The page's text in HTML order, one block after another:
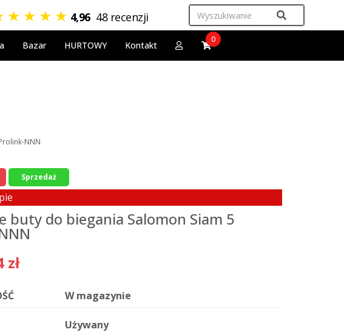
★ ★ ★ ★ 4,96 48 recenzji
Bazar HURTOWY Kontakt
0
NNN
Sprzedaż
buty do biegania Salomon Siam 5
zł
W magazynie
Używany